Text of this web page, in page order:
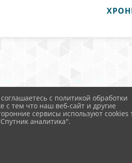
с политикой обработки
с тем что наш веб-сайт и другие
сервисы используют cookies
аналитика".